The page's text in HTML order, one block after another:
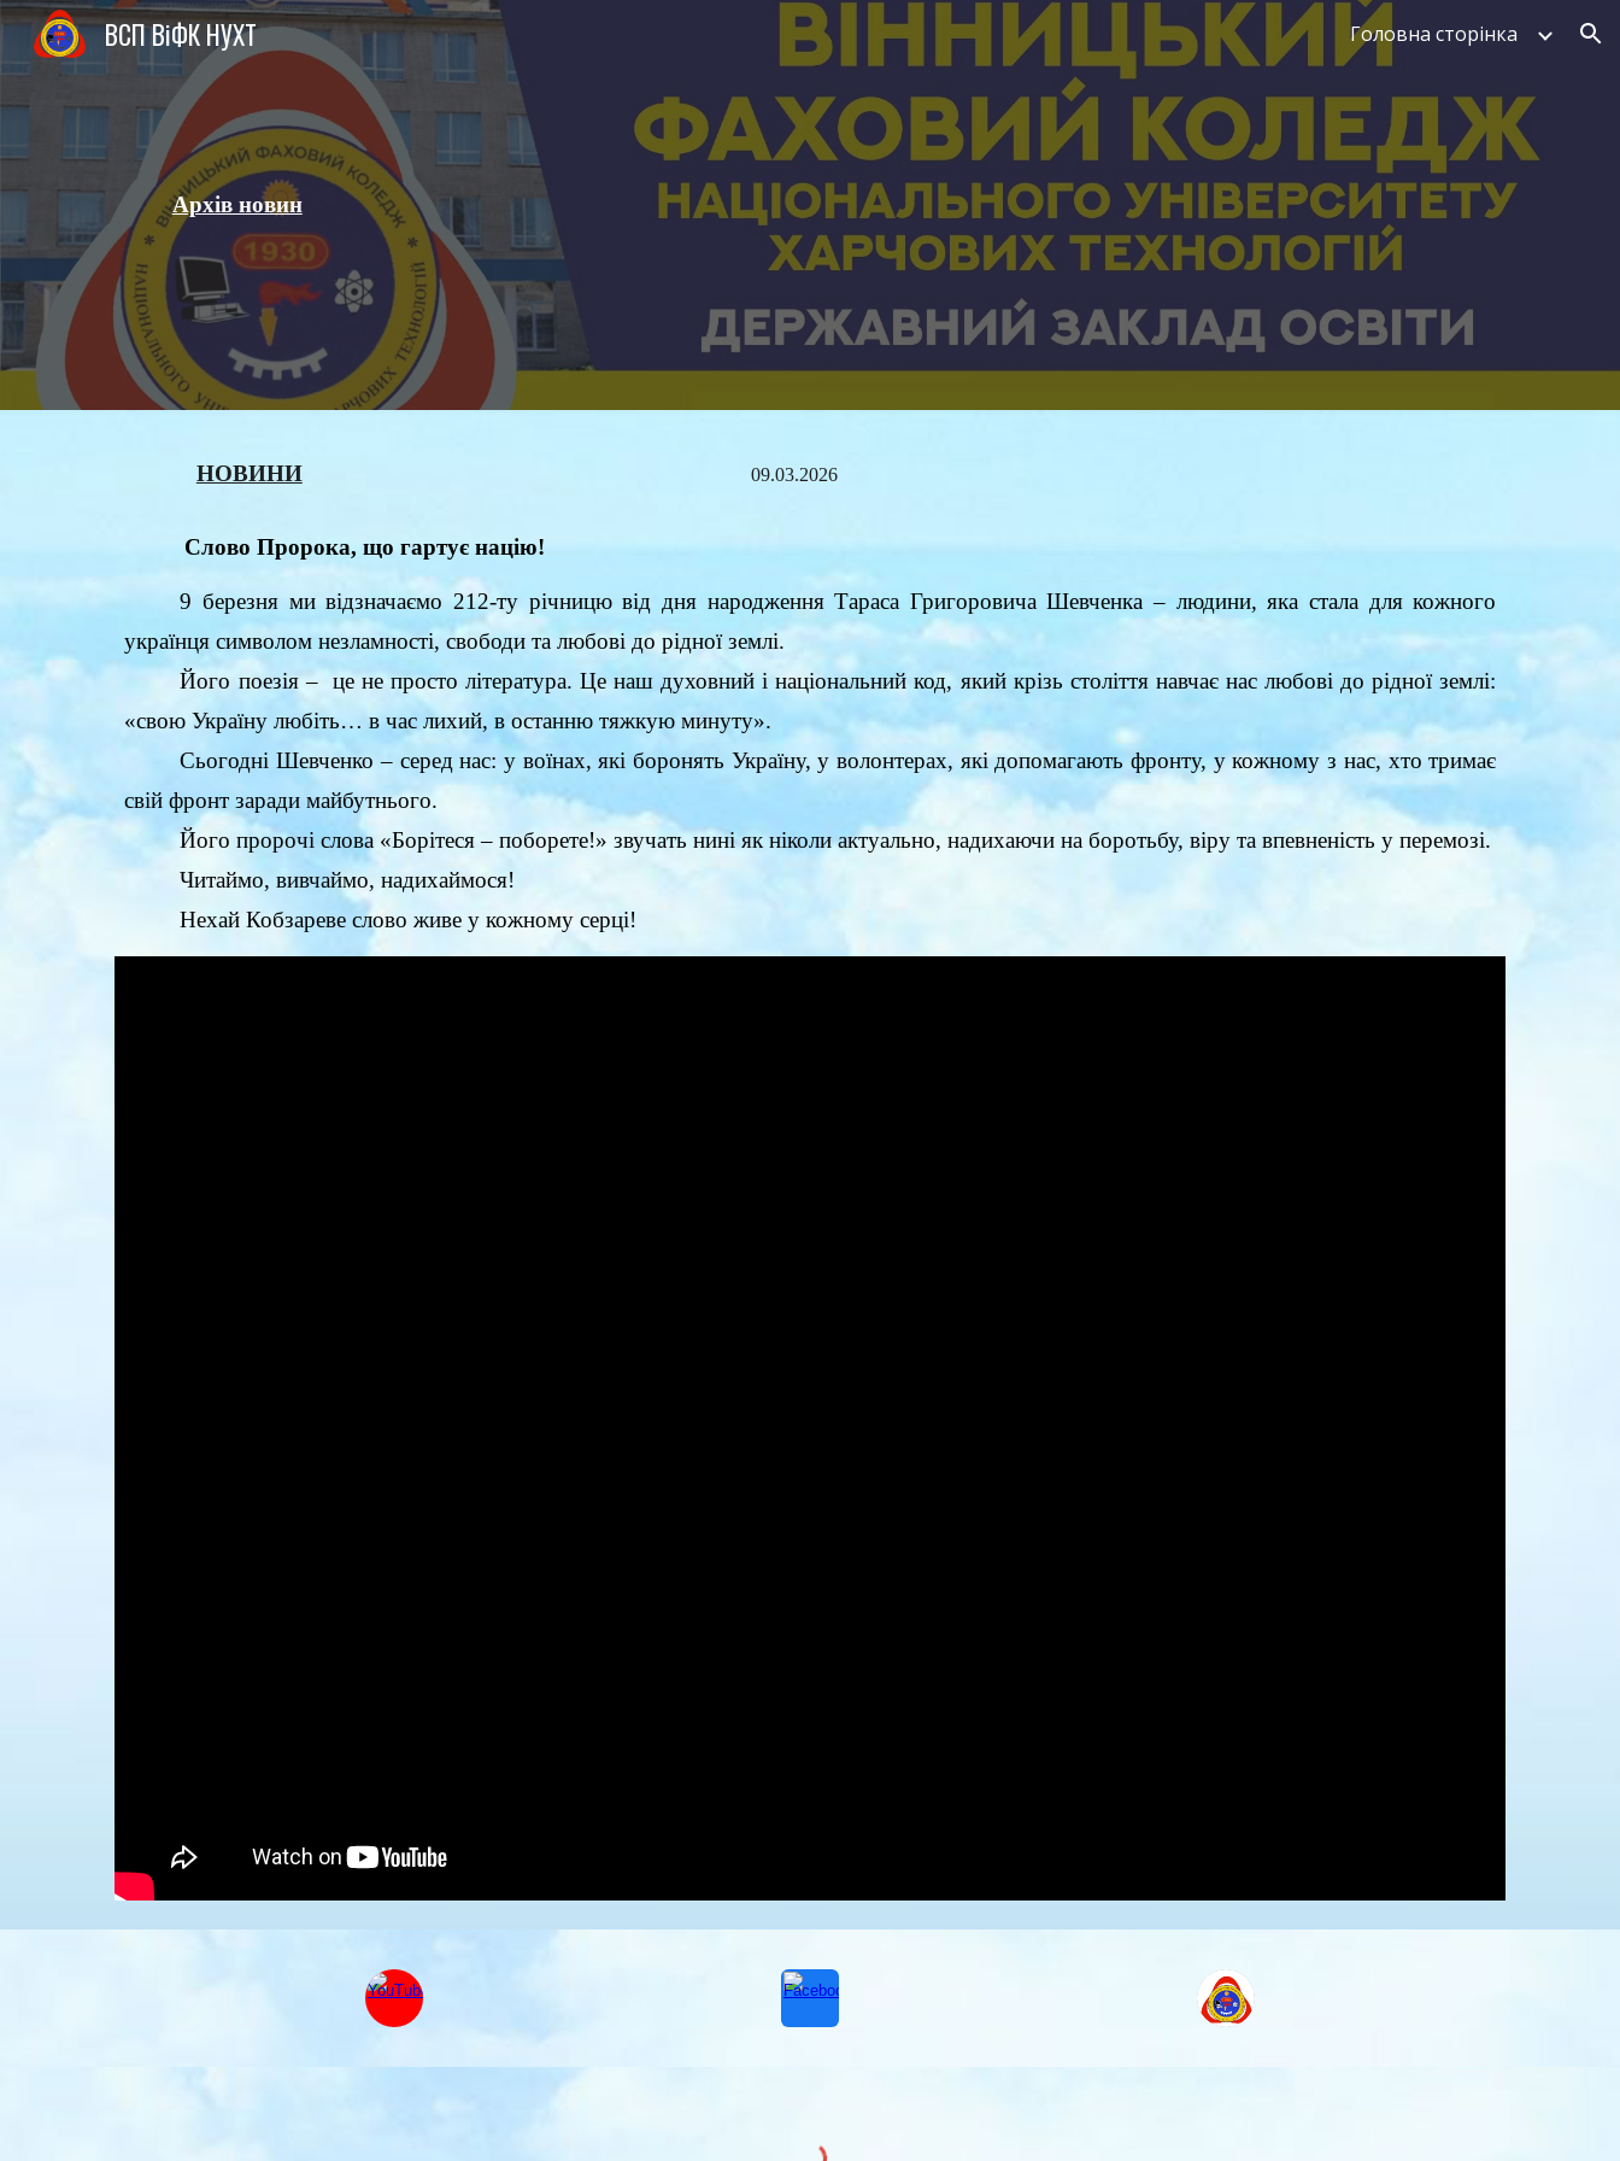
Skip to navigation
ВСП ВіФК НУХТ Головна сторінка
Архів новин
НОВИНИ 09.03.2026
Слово Пророка, що гартує націю!
9 березня ми відзначаємо 212-ту річницю від дня народження Тараса Григоровича Шевченка – людини, яка стала для кожного
українця символом незламності, свободи та любові до рідної землі.
Його поезія – це не просто література. Це наш духовний і національний код, який крізь століття навчає нас любові до рідної землі:
«свою Україну любіть… в час лихий, в останню тяжкую минуту».
Сьогодні Шевченко – серед нас: у воїнах, які боронять Україну, у волонтерах, які допомагають фронту, у кожному з нас, хто тримає
свій фронт заради майбутнього.
Його пророчі слова «Борітеся – поборете!» звучать нині як ніколи актуально, надихаючи на боротьбу, віру та впевненість у перемозі.
Читаймо, вивчаймо, надихаймося!
Нехай Кобзареве слово живе у кожному серці!